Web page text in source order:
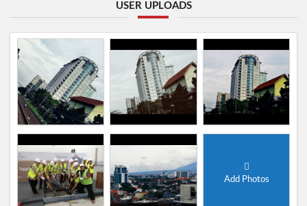
USER UPLOADS
Add Photos